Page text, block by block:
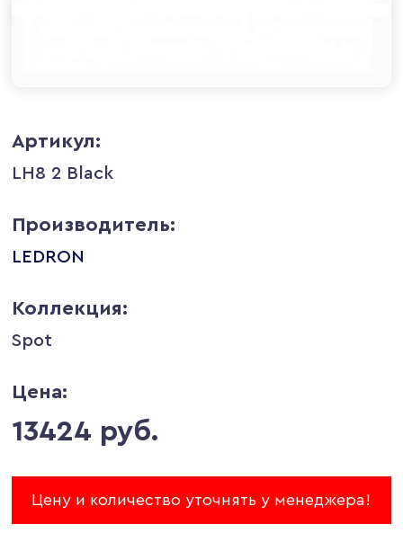
Артикул:
LH8 2 Black
Производитель:
LEDRON
Коллекция:
Spot
Цена:
13424 руб.
Цену и количество уточнять у менеджера!